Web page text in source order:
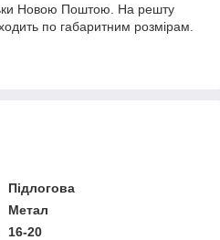
Новою Поштою. На решту
по габаритним розмірам.
Підлогова
Метал
16-20